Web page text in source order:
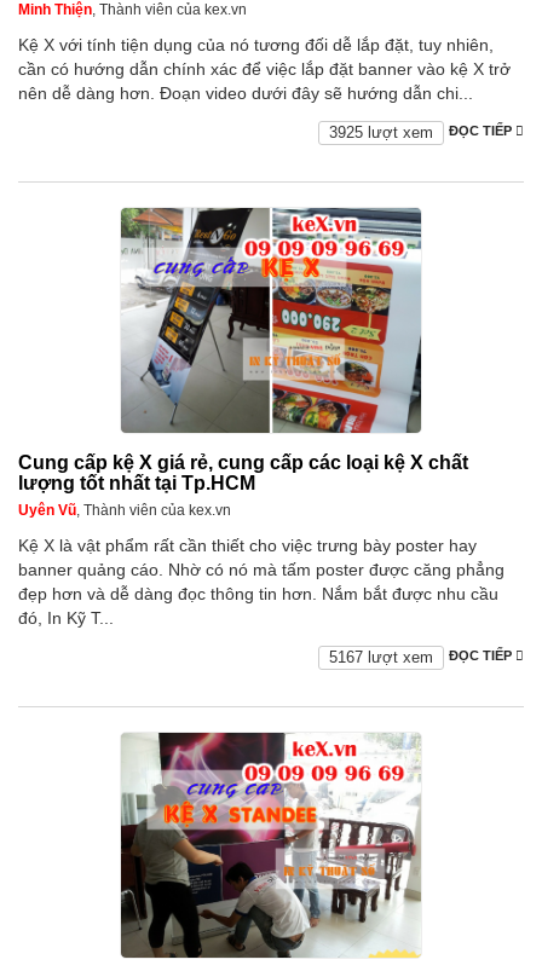
Minh Thiện, Thành viên của kex.vn
Kệ X với tính tiện dụng của nó tương đối dễ lắp đặt, tuy nhiên,
cần có hướng dẫn chính xác để việc lắp đặt banner vào kệ X trở
nên dễ dàng hơn. Đoạn video dưới đây sẽ hướng dẫn chi...
ĐỌC TIẾP
3925 lượt xem
Cung cấp kệ X giá rẻ, cung cấp các loại kệ X chất
lượng tốt nhất tại Tp.HCM
Uyên Vũ, Thành viên của kex.vn
Kệ X là vật phẩm rất cần thiết cho việc trưng bày poster hay
banner quảng cáo. Nhờ có nó mà tấm poster được căng phẳng
đẹp hơn và dễ dàng đọc thông tin hơn. Nắm bắt được nhu cầu
đó, In Kỹ T...
ĐỌC TIẾP
5167 lượt xem